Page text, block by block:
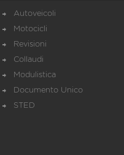
Autoveicoli
Motocicli
Revisioni
Collaudi
Modulistica
Documento Unico
STED